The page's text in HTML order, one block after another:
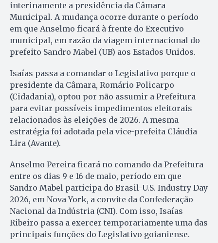
interinamente a presidência da Câmara
Municipal. A mudança ocorre durante o período
em que Anselmo ficará à frente do Executivo
municipal, em razão da viagem internacional do
prefeito Sandro Mabel (UB) aos Estados Unidos.
Isaías passa a comandar o Legislativo porque o
presidente da Câmara, Romário Policarpo
(Cidadania), optou por não assumir a Prefeitura
para evitar possíveis impedimentos eleitorais
relacionados às eleições de 2026. A mesma
estratégia foi adotada pela vice-prefeita Cláudia
Lira (Avante).
Anselmo Pereira ficará no comando da Prefeitura
entre os dias 9 e 16 de maio, período em que
Sandro Mabel participa do Brasil-U.S. Industry Day
2026, em Nova York, a convite da Confederação
Nacional da Indústria (CNI). Com isso, Isaías
Ribeiro passa a exercer temporariamente uma das
principais funções do Legislativo goianiense.